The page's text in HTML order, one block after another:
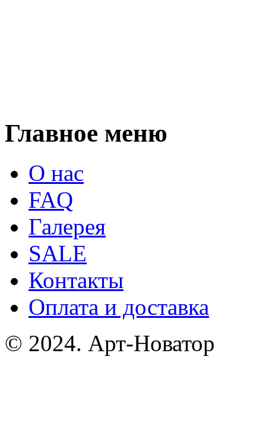
Главное меню
О нас
FAQ
Галерея
SALE
Контакты
Оплата и доставка
© 2024. Арт-Новатор